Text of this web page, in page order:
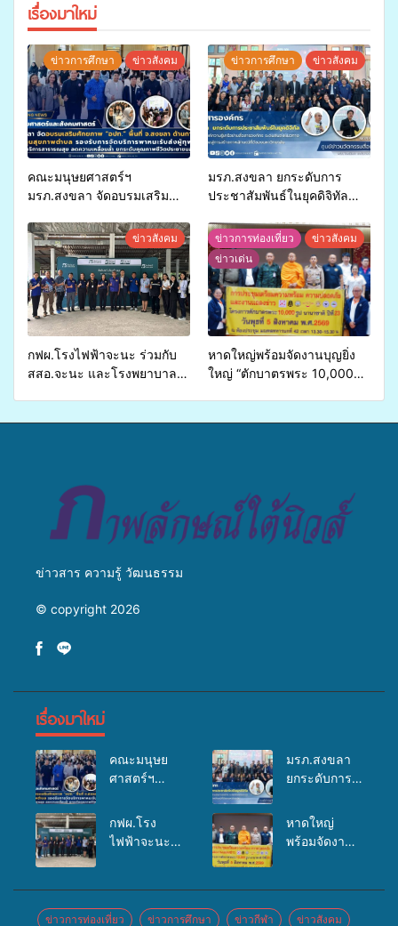
เรื่องมาใหม่
ข่าวการศึกษา ข่าวสังคม
คณะมนุษยศาสตร์ฯ
มรภ.สงขลา จัดอบรมเสริม
จ่ายงบกองทุนสุขภาพตำบล
รองรับการจัดบริการพาหนะรับ
ส่งผู้ทุพพลภาพเพื่อเข้ารับ
บริการสาธารณสุข ลดความ
เหลื่อมล้ำ ยกระดับคุณภาพ
ชีวิตประชาชนอย่างยั่งยืน
ข่าวการศึกษา ข่าวสังคม
มรภ.สงขลา ยกระดับการ
ประชาสัมพันธ์ในยุคดิจิทัล
ข่ายสื่อสารองค์กร ระดมสมอง
วางแนวทางการทำงาน ปูทาง
สู่การสร้างภาพลักษณ์ที่ดีของ
มหาวิทยาลัย
ข่าวสังคม
กฟผ.โรงไฟฟ้าจะนะ ร่วมกับ
สสอ.จะนะ และโรงพยาบาล
ข่าวการท่องเที่ยว
ข่าวสังคม
ข่าวเด่น
หาดใหญ่พร้อมจัดงานบุญยิ่ง
ใหญ่ “ตักบาตรพระ 10,000
ข่าวสาร ความรู้ วัฒนธรรม
© copyright 2026
เรื่องมาใหม่
คณะมนุษย
ศาสตร์ฯ
จัดอบรมเสริม
ศักยภาพ
กองทุน
สุขภาพตำบล
มรภ.สงขลา
ยกระดับการ
ในยุคดิจิทัล
เปิดเวทีเสริม
สื่อสารองค์กร
ระดมสมอง
กฟผ.โรง
ไฟฟ้าจะนะ
พยาบาลศิคริ
หาดใหญ่
พร้อมจัดงาน
นานาชาติ
ข่าวการท่องเที่ยว ข่าวการศึกษา ข่าวกีฬา ข่าวสังคม